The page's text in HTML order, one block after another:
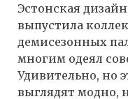
Эстонская
выпустила
демисезонных
многим одеял
Удивительно, но
выглядят модно,